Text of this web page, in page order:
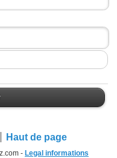
Haut de page
- Legal informations